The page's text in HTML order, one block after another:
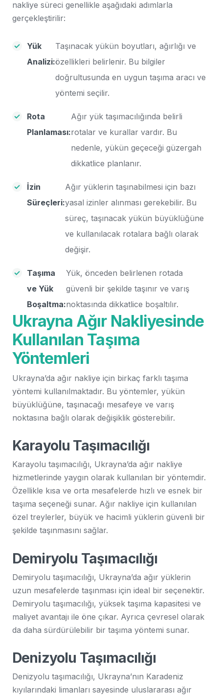
nakliye süreci genellikle aşağıdaki adımlarla
gerçekleştirilir:
Yük
Analizi:
Taşınacak yükün boyutları, ağırlığı ve
özellikleri belirlenir. Bu bilgiler
doğrultusunda en uygun taşıma aracı ve
yöntemi seçilir.
Rota
Planlaması:
Ağır yük taşımacılığında belirli
rotalar ve kurallar vardır. Bu
nedenle, yükün geçeceği güzergah
dikkatlice planlanır.
İzin
Süreçleri:
Ağır yüklerin taşınabilmesi için bazı
yasal izinler alınması gerekebilir. Bu
süreç, taşınacak yükün büyüklüğüne
ve kullanılacak rotalara bağlı olarak
değişir.
Taşıma
ve Yük
Boşaltma:
Yük, önceden belirlenen rotada
güvenli bir şekilde taşınır ve varış
noktasında dikkatlice boşaltılır.
Ukrayna Ağır Nakliyesinde
Kullanılan Taşıma
Yöntemleri
Ukrayna’da ağır nakliye için birkaç farklı taşıma
yöntemi kullanılmaktadır. Bu yöntemler, yükün
büyüklüğüne, taşınacağı mesafeye ve varış
noktasına bağlı olarak değişiklik gösterebilir.
Karayolu Taşımacılığı
Karayolu taşımacılığı, Ukrayna’da ağır nakliye
hizmetlerinde yaygın olarak kullanılan bir yöntemdir.
Özellikle kısa ve orta mesafelerde hızlı ve esnek bir
taşıma seçeneği sunar. Ağır nakliye için kullanılan
özel treylerler, büyük ve hacimli yüklerin güvenli bir
şekilde taşınmasını sağlar.
Demiryolu Taşımacılığı
Demiryolu taşımacılığı, Ukrayna’da ağır yüklerin
uzun mesafelerde taşınması için ideal bir seçenektir.
Demiryolu taşımacılığı, yüksek taşıma kapasitesi ve
maliyet avantajı ile öne çıkar. Ayrıca çevresel olarak
da daha sürdürülebilir bir taşıma yöntemi sunar.
Denizyolu Taşımacılığı
Denizyolu taşımacılığı, Ukrayna’nın Karadeniz
kıyılarındaki limanları sayesinde uluslararası ağır